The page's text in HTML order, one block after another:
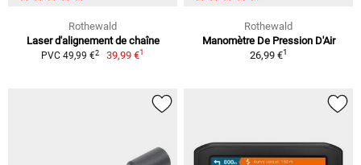
Rothewald
Laser d'alignement de chaîne
PVC 49,99 €2 39,99 €1
Rothewald
Manomètre De Pression D'Air
26,99 €1